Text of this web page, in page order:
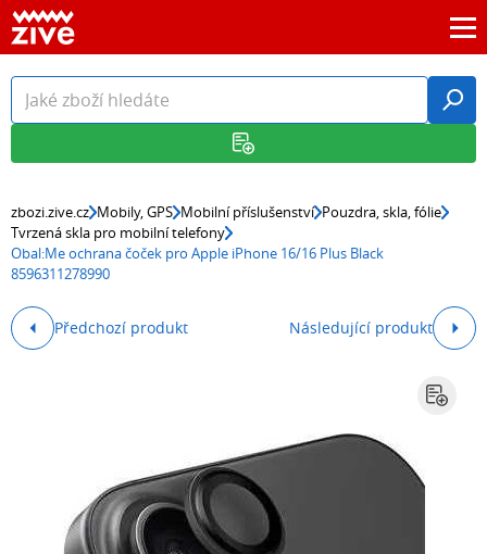
zbozi.zive.cz Mobily, GPS Mobilní příslušenství Pouzdra, skla, fólie
Tvrzená skla pro mobilní telefony
Obal:Me ochrana čoček pro Apple iPhone 16/16 Plus Black
8596311278990
Předchozí produkt Následující produkt